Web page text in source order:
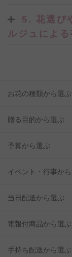
5. 花選び
ルジュによる
お花の種類から選ぶ
贈る目的から選ぶ
予算から選ぶ
イベント・行事か
当日配送から選ぶ
電報付商品から選ぶ
手持ち配送から選ぶ